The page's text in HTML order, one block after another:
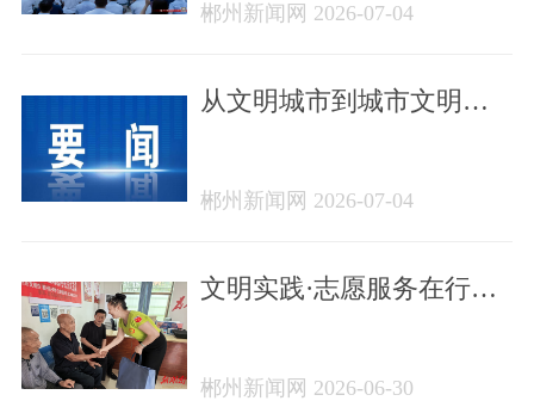
郴州新闻网 2026-07-04
从文明城市到城市文明
郴州新闻网 2026-07-04
文明实践·志愿服务在行动
郴州新闻网 2026-06-30